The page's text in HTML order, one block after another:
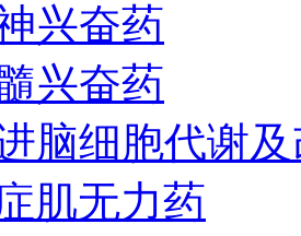
兴奋药
兴奋药
脑细胞代谢
肌无力药